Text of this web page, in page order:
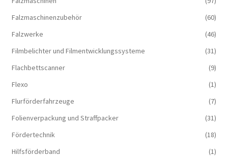
Falzmaschinenzubehör
(60)
Falzwerke
(46)
Filmbelichter und Filmentwicklungssysteme
(31)
Flachbettscanner
(9)
Flexo
(1)
Flurförderfahrzeuge
(7)
Folienverpackung und Straffpacker
(31)
Fördertechnik
(18)
Hilfsförderband
(1)